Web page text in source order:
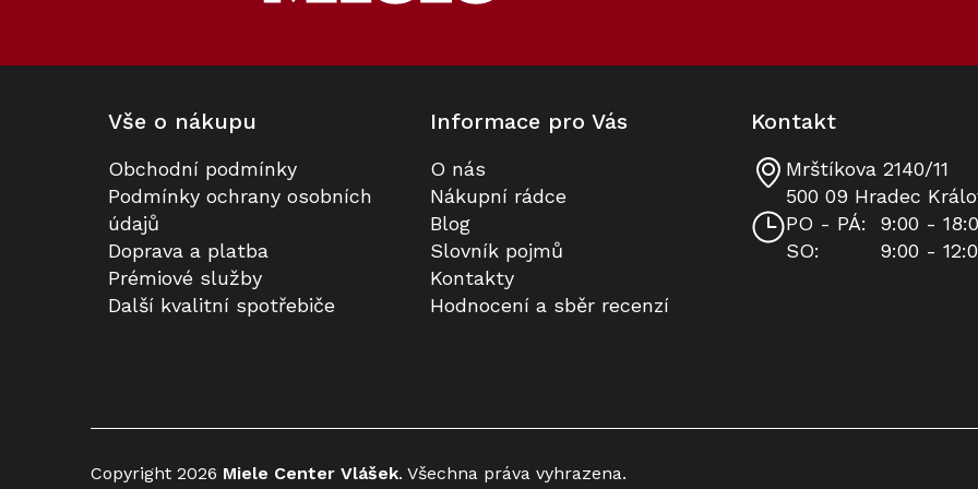
Skleněná dóza Miele Gourmet
velikosti S (0,4 litru)
Skladem
370 Kč
Skleněná dóza Miele Gourmet
Skladem
590 Kč
Skleněná dóza Miele Gourmet
velikosti S (0,4 litru)
Skladem
370 Kč
Skleněná dóza Miele Gourmet
Skladem
590 Kč
Vše o nákupu
Obchodní podmínky
Podmínky ochrany osobních
údajů
Doprava a platba
Prémiové služby
Další kvalitní spotřebiče
Informace pro Vás
O nás
Nákupní rádce
Blog
Slovník pojmů
Kontakty
Hodnocení a sběr recenzí
Kontakt
Mrštíkova 2140/11
500 09 Hradec
PO - PÁ:
9:00 -
SO:
9:00 -
Copyright 2026 Miele Center Vlášek. Všechna práva vyhrazena.